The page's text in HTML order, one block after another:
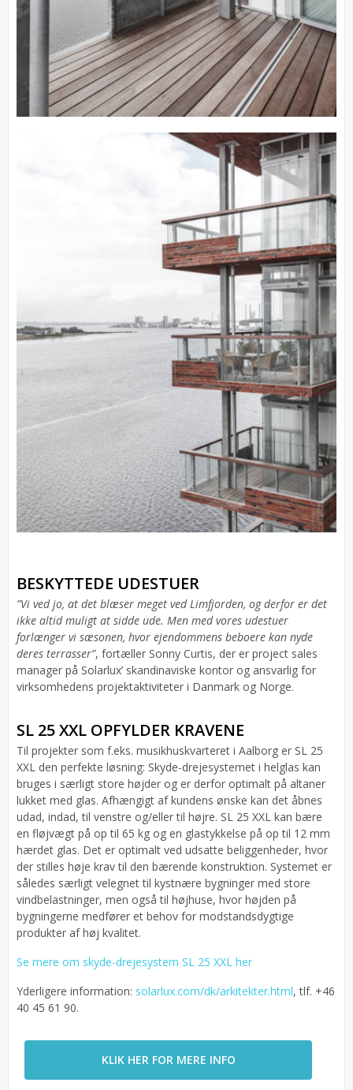
BESKYTTEDE UDESTUER
”Vi ved jo, at det blæser meget ved Limfjorden, og derfor er det
ikke altid muligt at sidde ude. Men med vores udestuer
forlænger vi sæsonen, hvor ejendommens beboere kan nyde
deres terrasser”, fortæller Sonny Curtis, der er project sales
manager på Solarlux’ skandinaviske kontor og ansvarlig for
virksomhedens projektaktiviteter i Danmark og Norge.
SL 25 XXL OPFYLDER KRAVENE
Til projekter som f.eks. musikhuskvarteret i Aalborg er SL 25
XXL den perfekte løsning: Skyde-drejesystemet i helglas kan
bruges i særligt store højder og er derfor optimalt på altaner
lukket med glas. Afhængigt af kundens ønske kan det åbnes
udad, indad, til venstre og/eller til højre. SL 25 XXL kan bære
en fløjvægt på op til 65 kg og en glastykkelse på op til 12 mm
hærdet glas. Det er optimalt ved udsatte beliggenheder, hvor
der stilles høje krav til den bærende konstruktion. Systemet er
således særligt velegnet til kystnære bygninger med store
vindbelastninger, men også til højhuse, hvor højden på
bygningerne medfører et behov for modstandsdygtige
produkter af høj kvalitet.
Se mere om skyde-drejesystem SL 25 XXL her
Yderligere information: solarlux.com/dk/arkitekter.html, tlf. +46
40 45 61 90.
KLIK HER FOR MERE INFO